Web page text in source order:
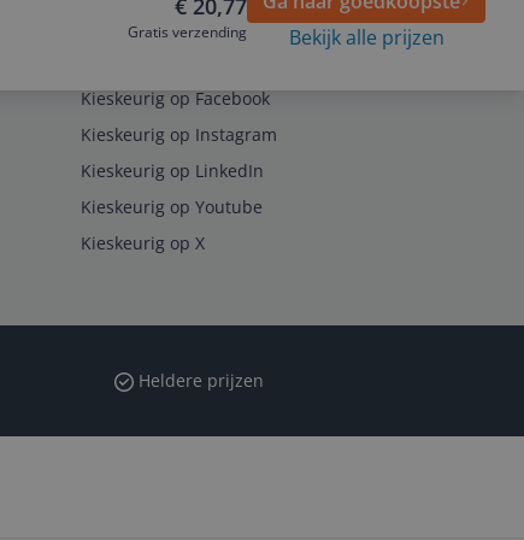
€ 20,77
Gratis verzending
Bekijk alle prijzen
Kieskeurig op Facebook
Kieskeurig op Instagram
Kieskeurig op LinkedIn
Kieskeurig op Youtube
Kieskeurig op X
Heldere prijzen